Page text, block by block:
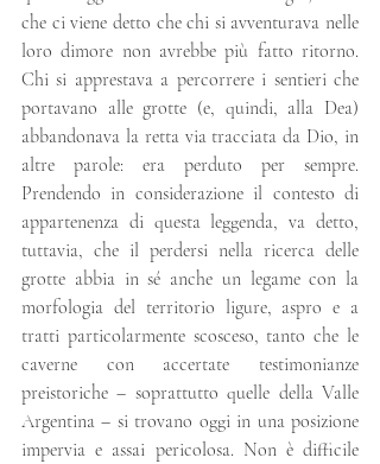
che ci viene detto che chi si avventurava nelle
loro dimore non avrebbe più fatto ritorno.
Chi si apprestava a percorrere i sentieri che
portavano alle grotte (e, quindi, alla Dea)
abbandonava la retta via tracciata da Dio, in
altre parole: era perduto per sempre.
Prendendo in considerazione il contesto di
appartenenza di questa leggenda, va detto,
tuttavia, che il perdersi nella ricerca delle
grotte abbia in sé anche un legame con la
morfologia del territorio ligure, aspro e a
tratti particolarmente scosceso, tanto che le
caverne con accertate testimonianze
preistoriche – soprattutto quelle della Valle
Argentina – si trovano oggi in una posizione
impervia e assai pericolosa. Non è difficile